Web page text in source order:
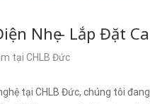
Nhẹ – Lắp Đặt
tại CHLB Đức
tại CHLB Đức, chúng tôi